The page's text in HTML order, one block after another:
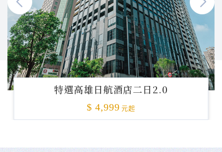
特選高雄日航酒店二日2.0
$ 4,999 元起